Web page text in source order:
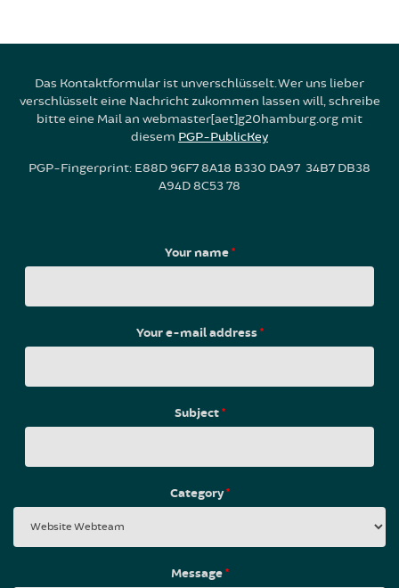
Das Kontaktformular ist unverschlüsselt. Wer uns lieber
verschlüsselt eine Nachricht zukommen lassen will, schreibe
bitte eine Mail an webmaster[aet]g20hamburg.org mit
diesem PGP-PublicKey
PGP-Fingerprint: E88D 96F7 8A18 B330 DA97 34B7 DB38
A94D 8C53 78
Your name*
Your e-mail address*
Subject*
Category*
Message*